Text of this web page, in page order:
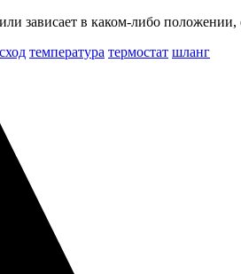
зависает в каком-либо положении,
сход температура термостат шланг